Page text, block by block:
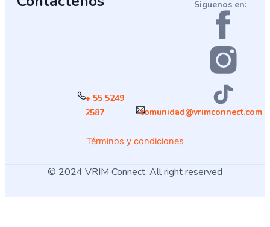
+ 55 5249
2587
comunidad@vrimconnect.com
Siguenos en:
Términos y condiciones
© 2024 VRIM Connect. All right reserved